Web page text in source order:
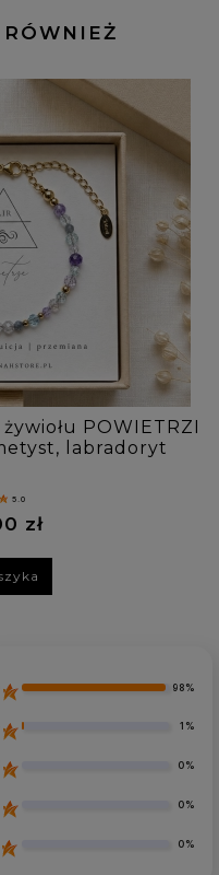
POWIETRZE
labradoryt
5.0
zł
98%
1%
0%
0%
0%